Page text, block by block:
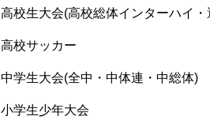
高校生大会(高校総体インターハイ・
高校サッカー
中学生大会(全中・中体連・中総体)
小学生少年大会